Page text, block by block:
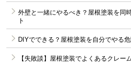
外壁と一緒にやるべき？屋根塗装を同
ト
DIYでできる？屋根塗装を自分でやる
【失敗談】屋根塗装でよくあるクレー